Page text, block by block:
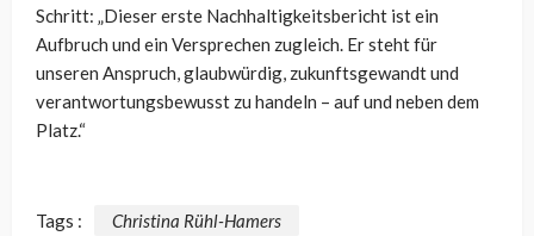
Schritt: „Dieser erste Nachhaltigkeitsbericht ist ein
Aufbruch und ein Versprechen zugleich. Er steht für
unseren Anspruch, glaubwürdig, zukunftsgewandt und
verantwortungsbewusst zu handeln – auf und neben dem
Platz.“
Tags : Christina Rühl-Hamers